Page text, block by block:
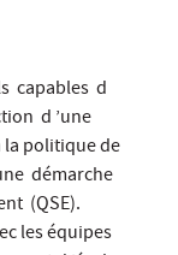
capables d
d ’une
la politique de
démarche
(QSE).
les équipes